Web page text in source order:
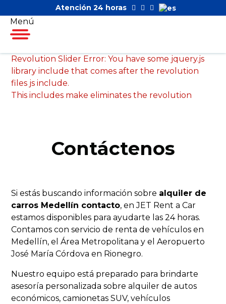
Atención 24 horas
Menú
Revolution Slider Error: You have some jquery.js
library include that comes after the revolution
files js include.
This includes make eliminates the revolution
1. In the Slider Settings -> Troubleshooting set
Put JS Includes To Body option to true.
Contáctenos
Si estás buscando información sobre alquiler de
carros Medellín contacto, en JET Rent a Car
estamos disponibles para ayudarte las 24 horas.
Contamos con servicio de renta de vehículos en
Medellín, el Área Metropolitana y el Aeropuerto
José María Córdova en Rionegro.
Nuestro equipo está preparado para brindarte
asesoría personalizada sobre alquiler de autos
económicos, camionetas SUV, vehículos